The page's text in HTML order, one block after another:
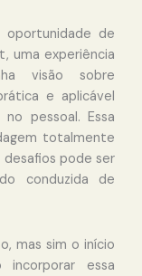
de
uma experiência
visão sobre
e aplicável
pessoal. Essa
totalmente
pode ser
conduzida de
mas sim o início
essa